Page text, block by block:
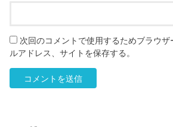
次回のコメントで使用するためブラウ
ルアドレス、サイトを保存する。